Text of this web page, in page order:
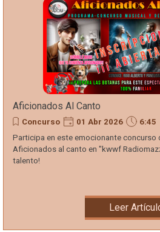
Aficionados Al Canto
Concurso 01 Abr 2026
6:45
Participa en este emocionante concurso
Aficionados al canto en "kwwf
talento!
Leer